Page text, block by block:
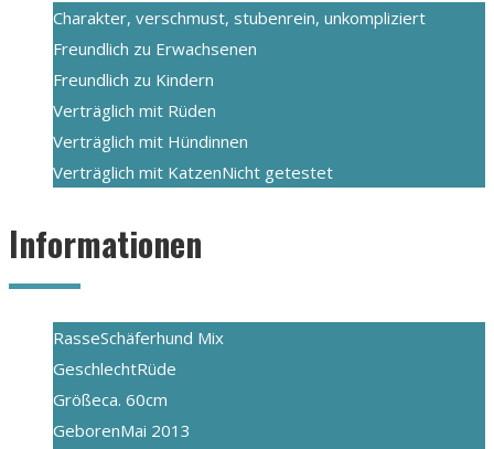
Charakter, verschmust, stubenrein, unkompliziert
Freundlich zu Erwachsenen
Freundlich zu Kindern
Verträglich mit Rüden
Verträglich mit Hündinnen
Verträglich mit KatzenNicht getestet
Informationen
RasseSchäferhund Mix
GeschlechtRüde
Größeca. 60cm
GeborenMai 2013